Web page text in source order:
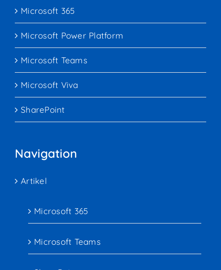
Microsoft 365
Microsoft Power Platform
Microsoft Teams
Microsoft Viva
SharePoint
Navigation
Artikel
Microsoft 365
Microsoft Teams